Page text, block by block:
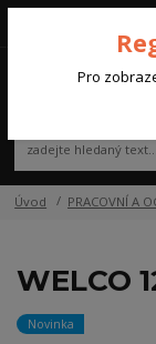
(Po-Pá, 07:00-15:30
Úvod PRACOVNÍ A
WELCO
Novinka
Pro